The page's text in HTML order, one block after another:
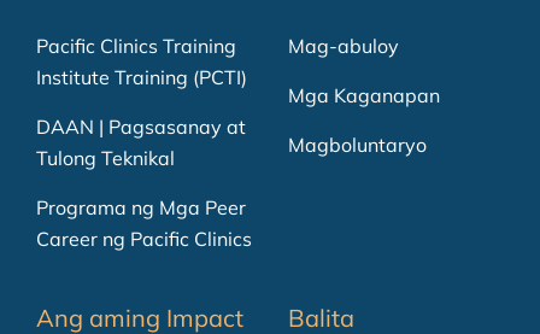
Pacific Clinics Training
Institute Training (PCTI)
DAAN | Pagsasanay at
Tulong Teknikal
Programa ng Mga Peer
Career ng Pacific Clinics
Mag-abuloy
Mga Kaganapan
Magboluntaryo
Ang aming Impact Balita